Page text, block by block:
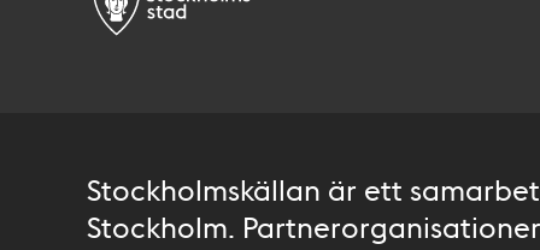
Stockholmskällan är ett
Stockholm.